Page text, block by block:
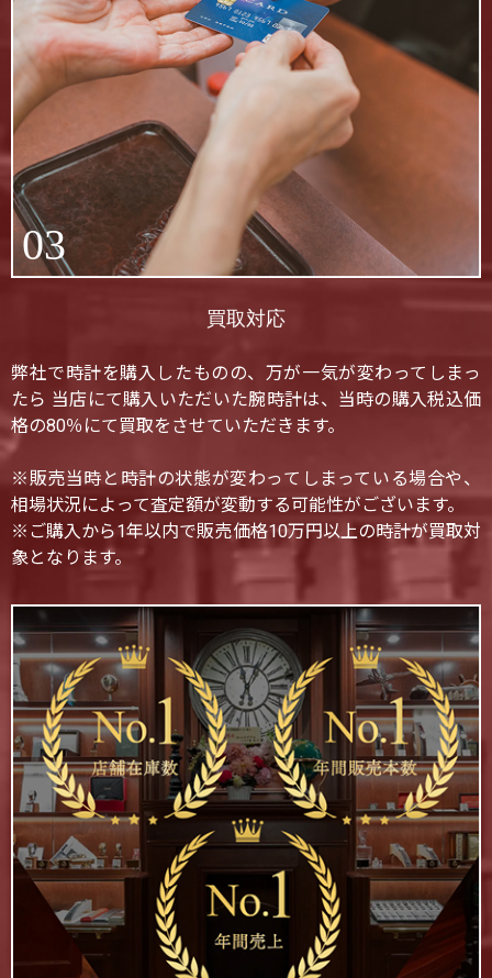
03
買取対応
弊社で時計を購入したものの、万が一気が変わってしまっ
たら 当店にて購入いただいた腕時計は、当時の購入税込価
格の80％にて買取をさせていただきます。
※販売当時と時計の状態が変わってしまっている場合や、
相場状況によって査定額が変動する可能性がございます。
※ご購入から1年以内で販売価格10万円以上の時計が買取対
象となります。